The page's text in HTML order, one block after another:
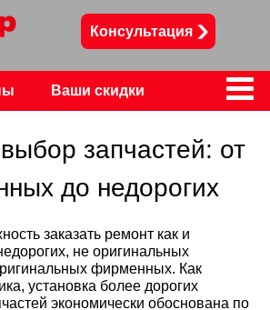
Консультация
Ваши скидки
запчастей: от
до недорогих
заказать ремонт как и
не оригинальных
фирменных. Как
установка более дорогих
экономически обоснована по